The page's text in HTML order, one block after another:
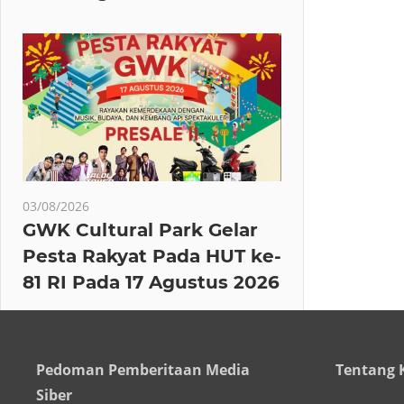
03/08/2026
GWK Cultural Park Gelar
Pesta Rakyat Pada HUT ke-
81 RI Pada 17 Agustus 2026
Pedoman Pemberitaan Media
Siber
Tentang